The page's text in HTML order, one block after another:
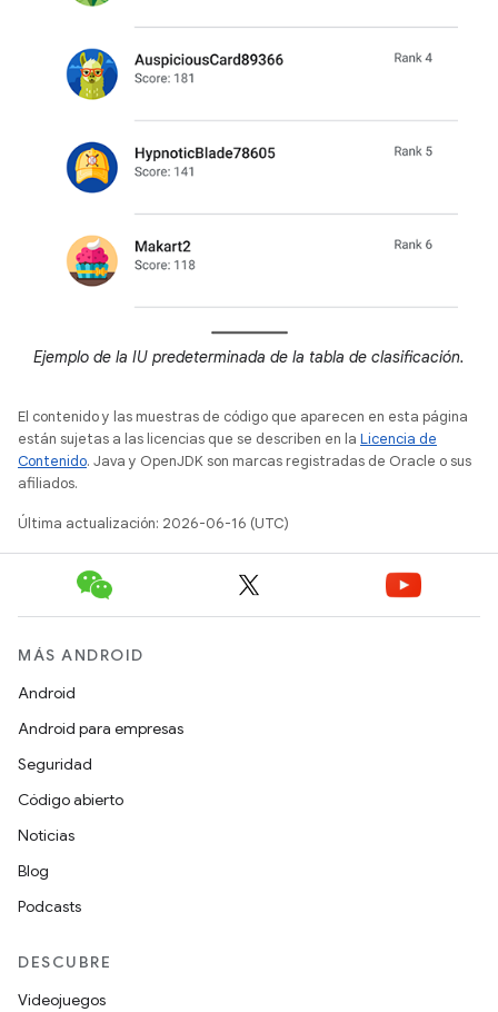
Ejemplo de la IU predeterminada de la tabla de clasificación.
El contenido y las muestras de código que aparecen en esta página
están sujetas a las licencias que se describen en la Licencia de
Contenido. Java y OpenJDK son marcas registradas de Oracle o sus
afiliados.
Última actualización: 2026-06-16 (UTC)
MÁS ANDROID
Android
Android para empresas
Seguridad
Código abierto
Noticias
Blog
Podcasts
DESCUBRE
Videojuegos